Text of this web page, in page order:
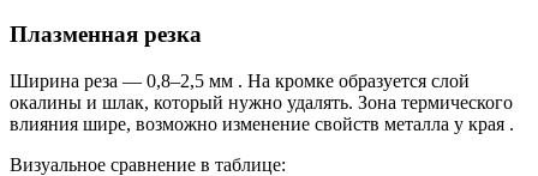
Плазменная резка
Ширина реза — 0,8–2,5 мм . На кромке образуется слой
окалины и шлак, который нужно удалять. Зона термического
влияния шире, возможно изменение свойств металла у края .
Визуальное сравнение в таблице: